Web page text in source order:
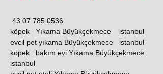
0536 785 07 43
köpek Yıkama Büyükçekmece istanbul
evcil pet yıkama Büyükçekmece istanbul
köpek bakım evi Yıkama Büyükçekmece
istanbul